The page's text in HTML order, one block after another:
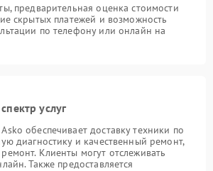
предварительная оценка стоимости
скрытых платежей и возможность
по телефону или онлайн на
услуг
обеспечивает доставку техники по
диагностику и качественный ремонт,
Клиенты могут отслеживать
Также предоставляется